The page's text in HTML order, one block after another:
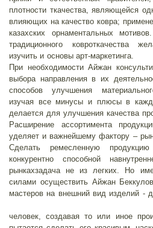
плотности ткачества, являющейся
влияющих на качество ковра;
казахских орнаментальных
традиционного ковроткачества
изучить и основы
При необходимости Айжан
выбора направления в их
способов улучшения
изучая все минусы и плюсы в
делается для улучшения качества
Расширение ассортимента
уделяет и важнейшему фактору –
Сделать ремесленную продукцию
конкурентно способной
рынкахзадача не из легких. Но
силами осуществить Айжан
мастеров на внешний вид
человек, создавая то или иное